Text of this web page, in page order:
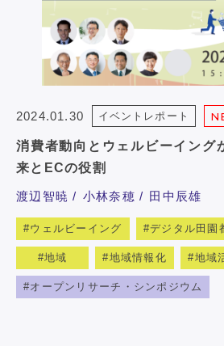
2024.01.30 イベントレポート
消費者動向とウェルビーイング
来とECの役割
渡辺智暁 小林奈穂 田中辰雄
ウェルビーイング デジタル田園
地域 地域情報化 地域
オープンリサーチ・シンポジウム